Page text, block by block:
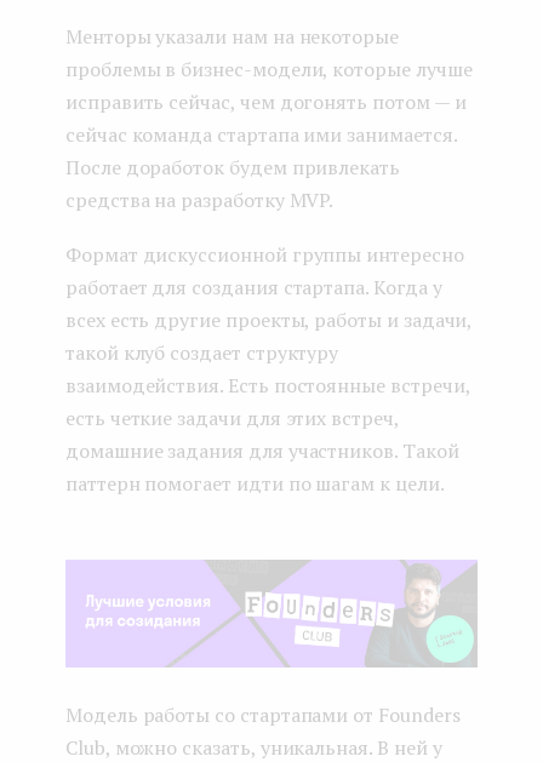
Менторы указали нам на некоторые
проблемы в бизнес-модели, которые лучше
исправить сейчас, чем догонять потом — и
сейчас команда стартапа ими занимается.
После доработок будем привлекать
средства на разработку MVP.
Формат дискуссионной группы интересно
работает для создания стартапа. Когда у
всех есть другие проекты, работы и задачи,
такой клуб создает структуру
взаимодействия. Есть постоянные встречи,
есть четкие задачи для этих встреч,
домашние задания для участников. Такой
паттерн помогает идти по шагам к цели.
Модель работы со стартапами от Founders
Club, можно сказать, уникальная. В ней у